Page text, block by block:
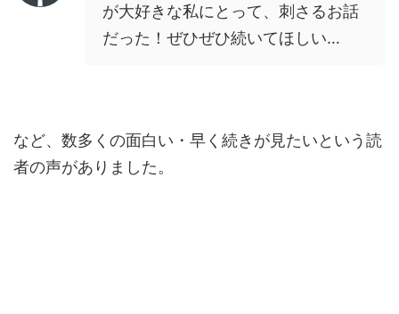
が大好きな私にとって、刺さるお話
だった！ぜひぜひ続いてほしい…
など、数多くの面白い・早く続きが見たいという読
者の声がありました。